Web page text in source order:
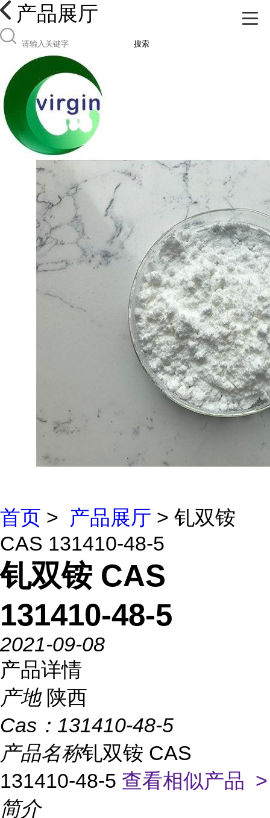
产品展厅
搜索
首页 > 产品展厅 > 钆双铵
CAS 131410-48-5
钆双铵 CAS
131410-48-5
2021-09-08
产品详情
产地 陕西
Cas： 131410-48-5
产品名称钆双铵 CAS
131410-48-5 查看相似产品 >
简介